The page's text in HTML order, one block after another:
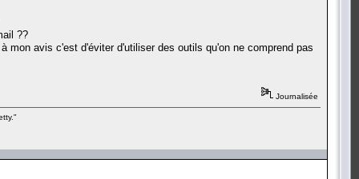
??
avis c'est d'éviter d'utiliser des outils qu'on ne comprend pas
Journalisée